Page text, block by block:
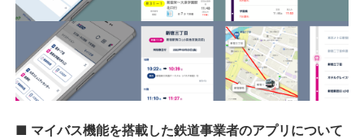
■ マイバス機能を搭載した鉄道事業者のアプリについて